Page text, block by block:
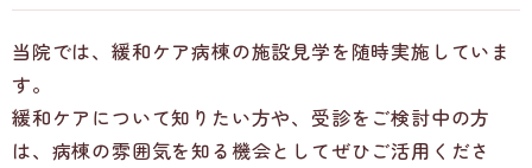
当院では、緩和ケア病棟の施設見学を随時実施していま
す。
緩和ケアについて知りたい方や、受診をご検討中の方
は、病棟の雰囲気を知る機会としてぜひご活用くださ